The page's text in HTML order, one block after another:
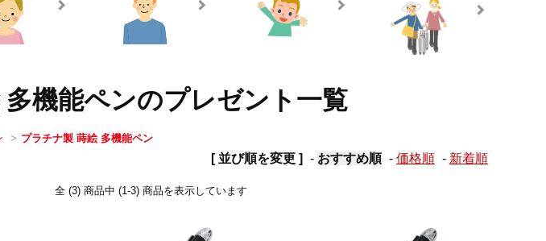
機能ペンのプレゼント一覧
> プラチナ製 蒔絵 多機能ペン
[ 並び順を変更 ] - おすすめ順 - 価格順 - 新着順
全 (3) 商品中 (1-3) 商品を表示しています